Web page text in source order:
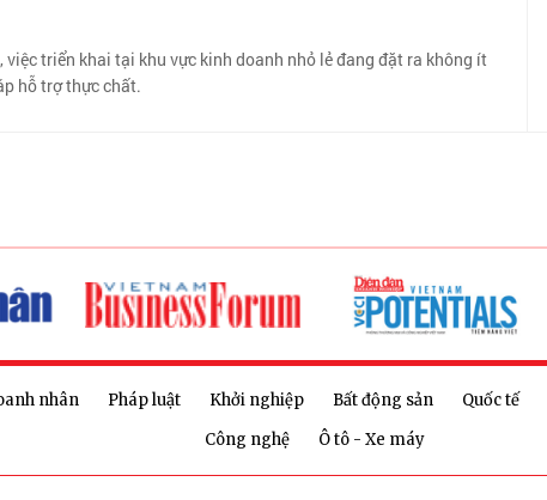
triển khai tại khu vực kinh doanh nhỏ lẻ đang đặt ra không ít
hỗ trợ thực chất.
nhân Pháp luật Khởi nghiệp Bất động sản Quốc tế
Công nghệ
Ô tô - Xe máy